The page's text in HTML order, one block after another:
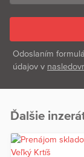
Odoslaním
údajov v
Ďalšie